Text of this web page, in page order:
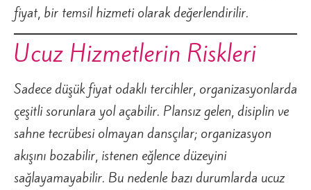
fiyat, bir temsil hizmeti olarak değerlendirilir.
Ucuz Hizmetlerin Riskleri
Sadece düşük fiyat odaklı tercihler, organizasyonlarda
çeşitli sorunlara yol açabilir. Plansız gelen, disiplin ve
sahne tecrübesi olmayan dansçılar; organizasyon
akışını bozabilir, istenen eğlence düzeyini
sağlayamayabilir. Bu nedenle bazı durumlarda ucuz